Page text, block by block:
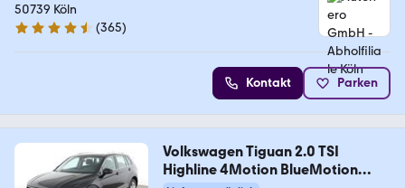
50739 Köln
4.6 Sterne
(365)
Kontakt Parken
Volkswagen Tiguan 2.0 TSI
Highline 4Motion BlueMotion